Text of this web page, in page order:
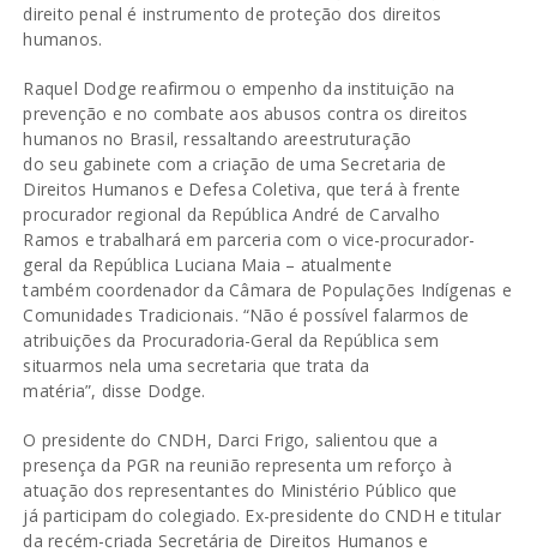
direito penal é instrumento de proteção dos direitos
humanos.
Raquel Dodge reafirmou o empenho da instituição na
prevenção e no combate aos abusos contra os direitos
humanos no Brasil, ressaltando areestruturação
do seu gabinete com a criação de uma Secretaria de
Direitos Humanos e Defesa Coletiva, que terá à frente
procurador regional da República André de Carvalho
Ramos e trabalhará em parceria com o vice-procurador-
geral da República Luciana Maia – atualmente
também coordenador da Câmara de Populações Indígenas e
Comunidades Tradicionais. “Não é possível falarmos de
atribuições da Procuradoria-Geral da República sem
situarmos nela uma secretaria que trata da
matéria”, disse Dodge.
O presidente do CNDH, Darci Frigo, salientou que a
presença da PGR na reunião representa um reforço à
atuação dos representantes do Ministério Público que
já participam do colegiado. Ex-presidente do CNDH e titular
da recém-criada Secretária de Direitos Humanos e